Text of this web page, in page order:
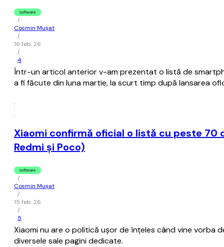
Software
/
Cosmin Mușat
/
16 feb. 26
/
4
Într-un articol anterior v-am prezentat o listă de
a fi făcute din luna martie, la scurt timp după lansarea
Xiaomi confirmă oficial o listă cu peste 70
Redmi şi Poco)
Software
/
Cosmin Mușat
/
15 feb. 26
/
5
Xiaomi nu are o politică uşor de înţeles când vine vorba
diversele sale pagini dedicate.